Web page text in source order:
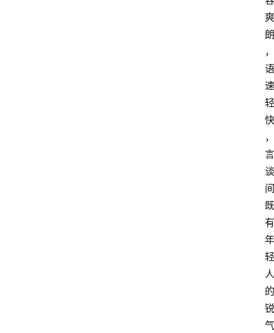
爽
朗
，
语
速
轻
快
，
言
谈
间
既
有
年
轻
人
的
锐
气